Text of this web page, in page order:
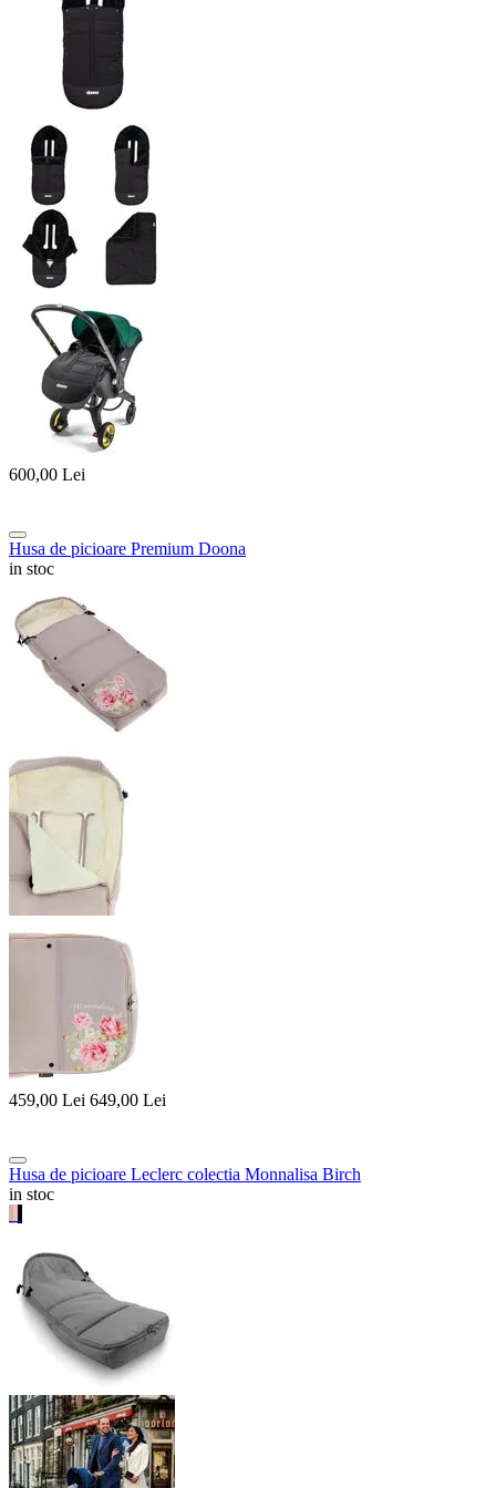
600,00 Lei
Husa de picioare Premium Doona
in stoc
459,00 Lei 649,00 Lei
Husa de picioare Leclerc colectia Monnalisa Birch
in stoc